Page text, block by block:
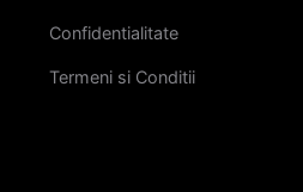
Confidentialitate
Termeni si Conditii